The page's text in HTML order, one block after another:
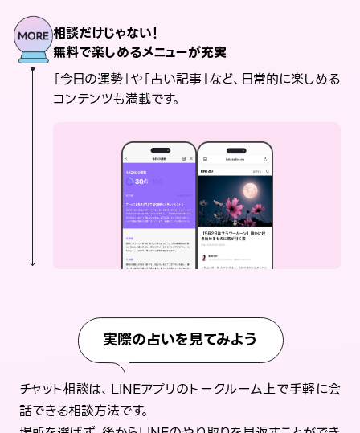
相談だけじゃない！
無料で楽しめるメニューが充実
「今日の運勢」や「占い記事」など、日常的に楽しめる
コンテンツも満載です。
実際の占いを見てみよう
チャット相談は、LINEアプリのトークルーム上で手軽に会
話できる相談方法です。